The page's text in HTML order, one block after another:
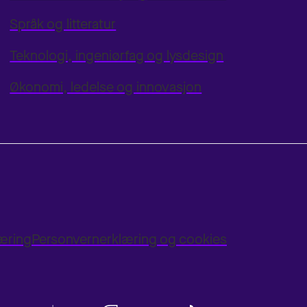
Språk og litteratur
Teknologi, ingeniørfag og lysdesign
Økonomi, ledelse og innovasjon
Personvernerklæring og cookies